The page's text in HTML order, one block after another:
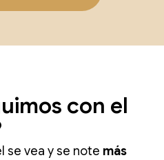
con el
se vea y se note más